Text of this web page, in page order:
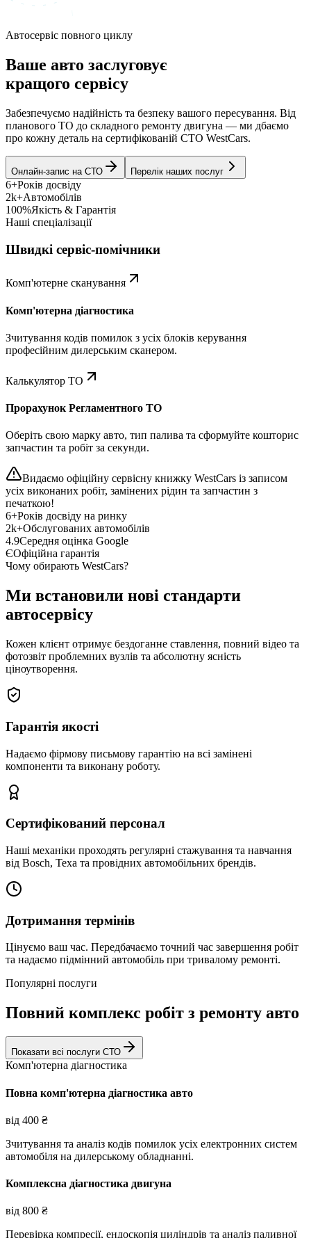
Автосервіс повного циклу
Ваше авто заслуговує
кращого сервісу
Забезпечуємо надійність та безпеку вашого пересування. Від
планового ТО до складного ремонту двигуна — ми дбаємо
про кожну деталь на сертифікованій СТО WestCars.
Онлайн-запис на СТО Перелік наших послуг
6+Років досвіду
2k+Автомобілів
100%Якість & Гарантія
Наші спеціалізації
Швидкі сервіс-помічники
Комп'ютерне сканування
Комп'ютерна діагностика
Зчитування кодів помилок з усіх блоків керування
професійним дилерським сканером.
Калькулятор ТО
Прорахунок Регламентного ТО
Оберіть свою марку авто, тип палива та сформуйте кошторис
запчастин та робіт за секунди.
Видаємо офіційну сервісну книжку WestCars із записом
усіх виконаних робіт, замінених рідин та запчастин з
печаткою!
6+Років досвіду на ринку
2k+Обслугованих автомобілів
4.9Середня оцінка Google
ЄОфіційна гарантія
Чому обирають WestCars?
Ми встановили нові стандарти
автосервісу
Кожен клієнт отримує бездоганне ставлення, повний відео та
фотозвіт проблемних вузлів та абсолютну ясність
ціноутворення.
Гарантія якості
Надаємо фірмову письмову гарантію на всі замінені
компоненти та виконану роботу.
Сертифікований персонал
Наші механіки проходять регулярні стажування та навчання
від Bosch, Texa та провідних автомобільних брендів.
Дотримання термінів
Цінуємо ваш час. Передбачаємо точний час завершення робіт
та надаємо підмінний автомобіль при тривалому ремонті.
Популярні послуги
Повний комплекс робіт з ремонту авто
Показати всі послуги СТО
Комп'ютерна діагностика
Повна комп'ютерна діагностика авто
від 400 ₴
Зчитування та аналіз кодів помилок усіх електронних систем
автомобіля на дилерському обладнанні.
Комплексна діагностика двигуна
від 800 ₴
Перевірка компресії, ендоскопія циліндрів та аналіз паливної